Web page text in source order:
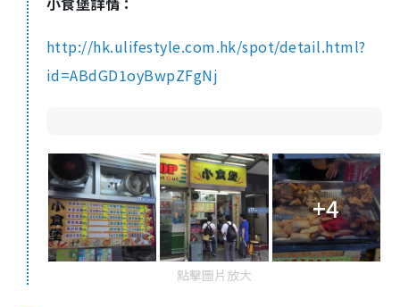
http://hk.ulifestyle.com.hk/spot/detail.html?
id=ABdGD1oyBwpZFgNj
+4
點擊圖片放大